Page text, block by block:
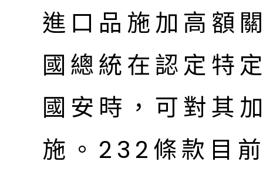
進口品施加高額
國總統在認定特
國安時，可對其
施。232條款目